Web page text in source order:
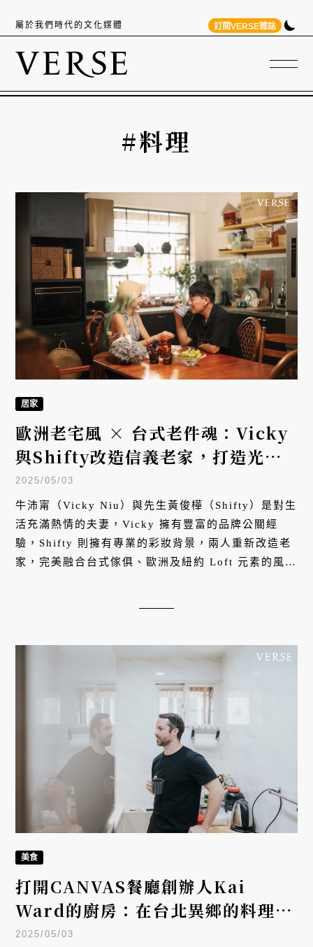
屬於我們時代的文化媒體 訂閱VERSE雜誌
#料理
居家
歐洲老宅風 × 台式老件魂：Vicky
與Shifty改造信義老家，打造光與
情感流動的開放式廚房
2025/05/03
牛沛甯（Vicky Niu）與先生黃俊樺（Shifty）是對生
活充滿熱情的夫妻，Vicky 擁有豐富的品牌公關經
驗，Shifty 則擁有專業的彩妝背景，兩人重新改造老
家，完美融合台式傢俱、歐洲及紐約 Loft 元素的風格
美食
打開CANVAS餐廳創辦人Kai
Ward的廚房：在台北異鄉的料理日
常
2025/05/03